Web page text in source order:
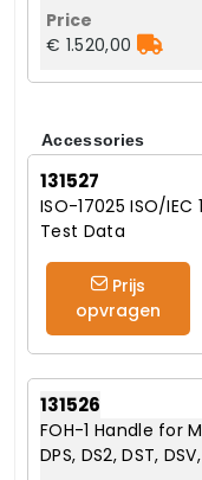
€ 1.520,00
Accessories
131527
ISO-17025 ISO/
Test Data
Prijs
opvragen
131526
FOH-1 Handle for
DPS, DS2, DST,